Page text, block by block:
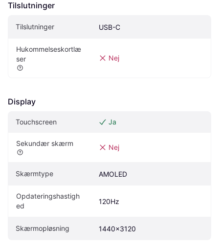
Tilslutninger
Tilslutninger USB-C
Hukommelseskortlæ
ser
Nej
Display
Touchscreen Ja
Sekundær skærm Nej
Skærmtype AMOLED
Opdateringshastigh
ed
120Hz
Skærmopløsning 1440x3120